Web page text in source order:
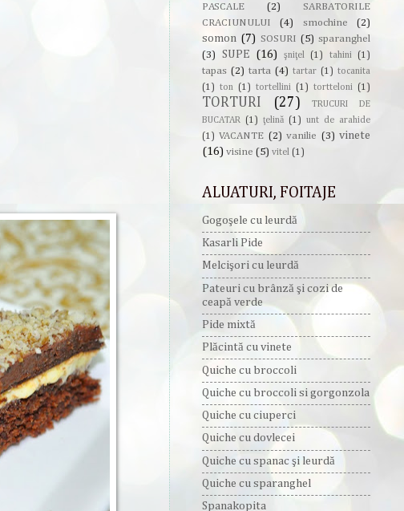
PASCALE
(2)
SARBATORILE
CRACIUNULUI
(4) smochine (2)
somon (7) SOSURI (5) sparanghel
(3)
SUPE (16) şniţel (1) tahini (1)
tapas (2) tarta (4) tartar (1) tocanita
(1) ton (1) tortellini (1) tortteloni (1)
TORTURI (27)
TRUCURI DE
BUCATAR (1) ţelină (1) unt de arahide
(1) VACANTE (2) vanilie (3) vinete
(16) visine (5) vitel (1)
ALUATURI, FOITAJE
Gogoşele cu leurdă
Kasarli Pide
Melcişori cu leurdă
Pateuri cu brânză şi cozi de
ceapă verde
Pide mixtă
Plăcintă cu vinete
Quiche cu broccoli
Quiche cu broccoli si gorgonzola
Quiche cu ciuperci
Quiche cu dovlecei
Quiche cu spanac şi leurdă
Quiche cu sparanghel
Spanakopita